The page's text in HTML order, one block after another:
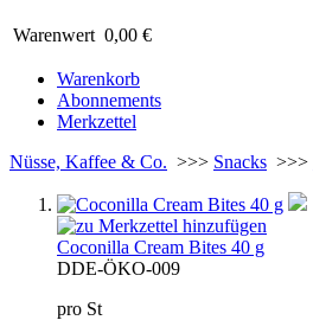
Warenwert 0,00 €
Warenkorb
Abonnements
Merkzettel
Nüsse, Kaffee & Co. >>> Snacks >>>
Coconilla Cream Bites 40 g
DDE-ÖKO-009
pro St